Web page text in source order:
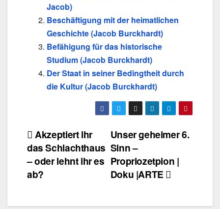
Jacob)
Beschäftigung mit der heimatlichen
Geschichte (Jacob Burckhardt)
Befähigung für das historische
Studium (Jacob Burckhardt)
Der Staat in seiner Bedingtheit durch
die Kultur (Jacob Burckhardt)
Beitragsnavigation
Unser geheimer 6.
Sinn –
Propriozetpion |
Doku |ARTE
Akzeptiert ihr
das Schlachthaus
– oder lehnt ihr es
ab?